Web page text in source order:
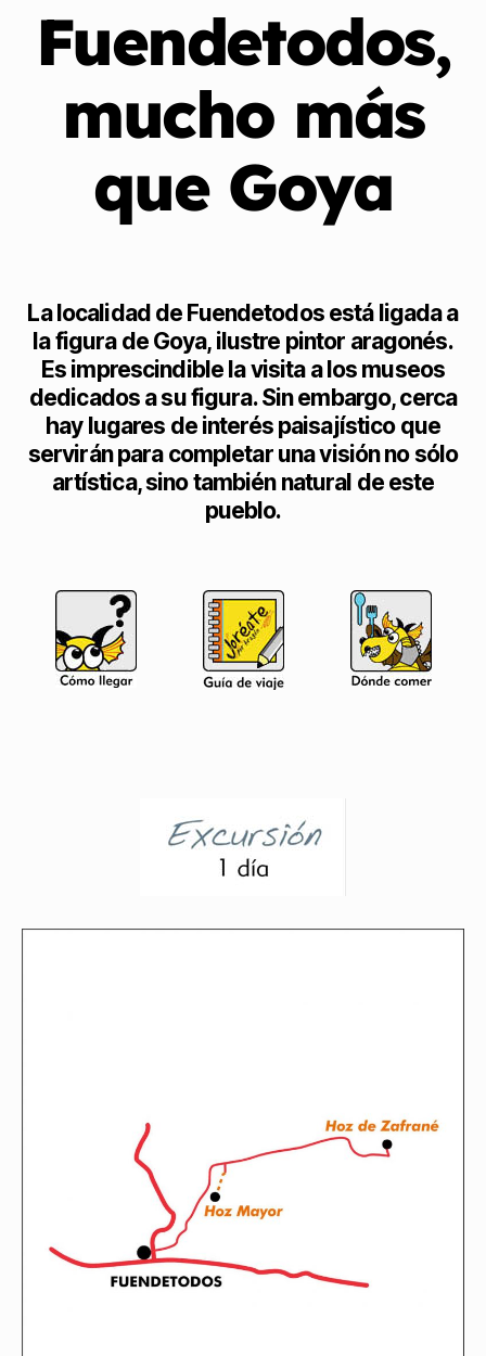
Fuendetodos,
mucho más
que Goya
La localidad de Fuendetodos está ligada a
la figura de Goya, ilustre pintor aragonés.
Es imprescindible la visita a los museos
dedicados a su figura. Sin embargo, cerca
hay lugares de interés paisajístico que
servirán para completar una visión no sólo
artística, sino también natural de este
pueblo.